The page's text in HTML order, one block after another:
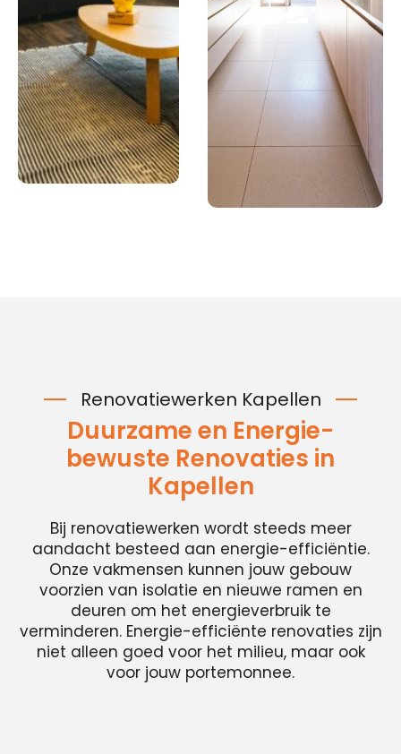
Renovatiewerken Kapellen
Duurzame en Energie-
bewuste Renovaties in
Kapellen
Bij renovatiewerken wordt steeds meer
aandacht besteed aan energie-efficiëntie.
Onze vakmensen kunnen jouw gebouw
voorzien van isolatie en nieuwe ramen en
deuren om het energieverbruik te
verminderen. Energie-efficiënte renovaties zijn
niet alleen goed voor het milieu, maar ook
voor jouw portemonnee.